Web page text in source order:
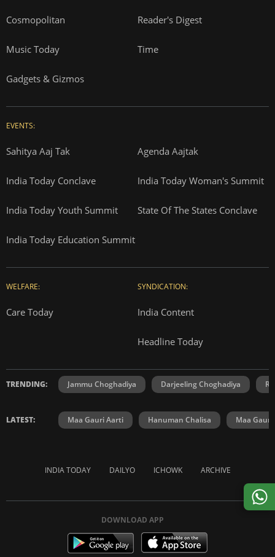
Cosmopolitan Reader's Digest
Music Today Time
Gadgets & Gizmos
EVENTS:
Sahitya Aaj Tak Agenda Aajtak
India Today Conclave India Today Woman's Summit
India Today Youth Summit State Of The States Conclave
India Today Education Summit
WELFARE:
Care Today
SYNDICATION:
India Content
Headline Today
TRENDING: Jammu Choghadiya Darjeeling Choghadiya
LATEST: Maa Gauri Aarti Hanuman Chalisa Maa Gauri
INDIA TODAY DAILYO ICHOWK ARCHIVE
DOWNLOAD APP